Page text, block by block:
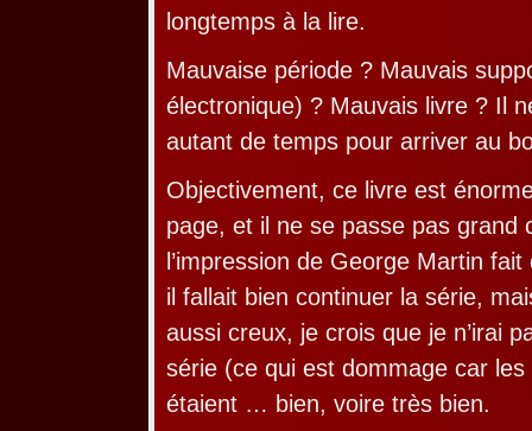
longtemps à la lire.
Mauvaise période ? Mauvais
électronique) ? Mauvais livre ? Il
autant de temps pour arriver au
Objectivement, ce livre est
page, et il ne se passe pas grand
l’impression de George Martin
il fallait bien continuer la série,
aussi creux, je crois que je n’irai
série (ce qui est dommage car
étaient … bien, voire très bien.